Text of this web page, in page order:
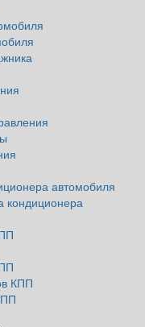
автомобиля
кондиционера
КПП